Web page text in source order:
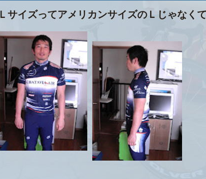
ＬサイズってアメリカンサイズのＬじゃなく